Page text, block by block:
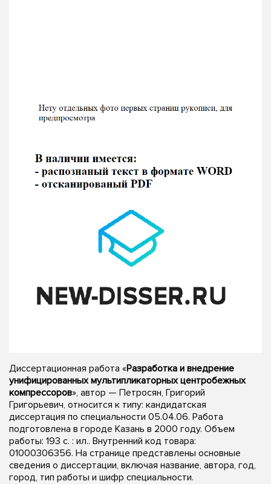
Диссертационная работа «Разработка и внедрение
унифицированных мультипликаторных центробежных
компрессоров», автор — Петросян, Григорий
Григорьевич, относится к типу: кандидатская
диссертация по специальности 05.04.06. Работа
подготовлена в городе Казань в 2000 году. Объем
работы: 193 с. : ил.. Внутренний код товара:
01000306356. На странице представлены основные
сведения о диссертации, включая название, автора, год,
город, тип работы и шифр специальности.